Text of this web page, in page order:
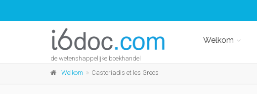
de wetenshappelijke boekhandel
Welkom
Welkom Castoriadis et les Grecs